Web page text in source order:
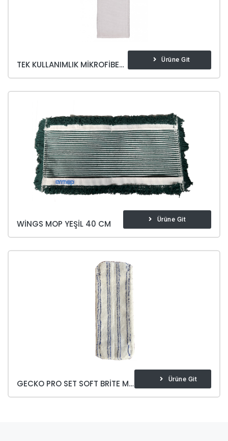
TEK KULLANIMLIK MIKROFIBER MOP Ürüne Git
WINGS MOP YEŞIL 40 CM Ürüne Git
GECKO PRO SET SOFT BRITE MICROFIBER MOP Ürüne Git